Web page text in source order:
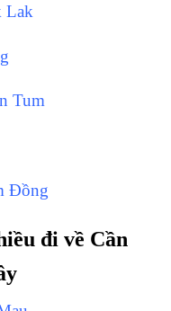
Lak
Tum
Đồng
đi về Cần